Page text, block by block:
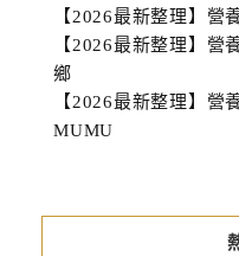
【2026最新整理】營
【2026最新整理】營
鄉
【2026最新整理】營
MUMU